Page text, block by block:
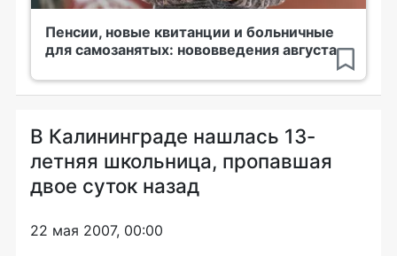
Пенсии, новые квитанции и больничные
для самозанятых: нововведения августа
В Калининграде нашлась 13-
летняя школьница, пропавшая
двое суток назад
22 мая 2007, 00:00